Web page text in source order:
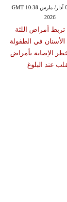
الأربعاء ,04 آذار/ مارس GMT 10:38
2026
أمراض اللثة
في الطفولة
خطر الإصابة بأمراض
عند البلوغ